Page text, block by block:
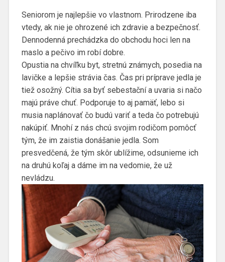
Seniorom je najlepšie vo vlastnom. Prirodzene iba
vtedy, ak nie je ohrozené ich zdravie a bezpečnosť.
Dennodenná prechádzka do obchodu hoci len na
maslo a pečivo im robí dobre.
Opustia na chvíľku byt, stretnú známych, posedia na
lavičke a lepšie strávia čas. Čas pri príprave jedla je
tiež osožný. Cítia sa byť sebestační a uvaria si načo
majú práve chuť. Podporuje to aj pamäť, lebo si
musia naplánovať čo budú variť a teda čo potrebujú
nakúpiť. Mnohí z nás chcú svojim rodičom pomôcť
tým, že im zaistia donášanie jedla. Som
presvedčená, že tým skôr ublížime, odsunieme ich
na druhú koľaj a dáme im na vedomie, že už
nevládzu.